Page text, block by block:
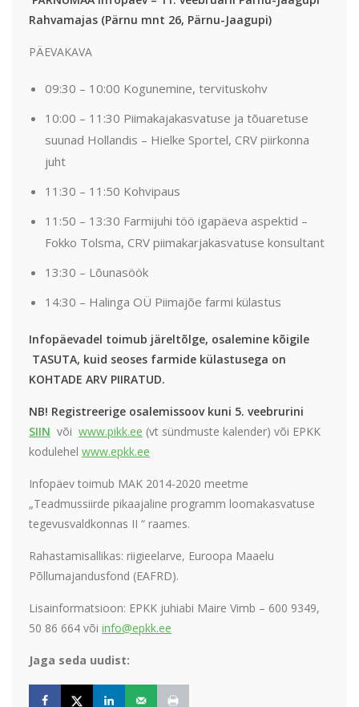
Rahvamajas (Pärnu mnt 26, Pärnu-Jaagupi)
PÄEVAKAVA
09:30 – 10:00 Kogunemine, tervituskohv
10:00 – 11:30 Piimakajakasvatuse ja tõuaretuse
suunad Hollandis – Hielke Sportel, CRV piirkonna
juht
11:30 – 11:50 Kohvipaus
11:50 – 13:30 Farmijuhi töö igapäeva aspektid –
Fokko Tolsma, CRV piimakarjakasvatuse konsultant
13:30 – Lõunasöök
14:30 – Halinga OÜ Piimajõe farmi külastus
Infopäevadel toimub järeltõlge, osalemine kõigile
TASUTA, kuid seoses farmide külastusega on
KOHTADE ARV PIIRATUD.
NB! Registreerige osalemissoov kuni 5. veebrurini
SIIN või www.pikk.ee (vt sündmuste kalender) või EPKK
kodulehel www.epkk.ee
Infopäev toimub MAK 2014-2020 meetme
„Teadmussiirde pikaajaline programm loomakasvatuse
tegevusvaldkonnas II “ raames.
Rahastamisallikas: riigieelarve, Euroopa Maaelu
Põllumajandusfond (EAFRD).
Lisainformatsioon: EPKK juhiabi Maire Vimb – 600 9349,
50 86 664 või info@epkk.ee
Jaga seda uudist: